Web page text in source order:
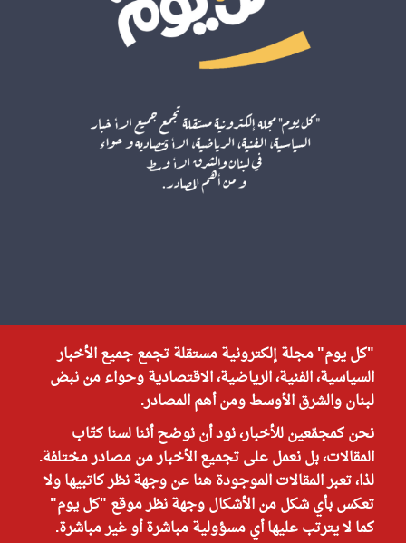
"كل يوم" مجلة إلكترونية مستقلة تجمع جميع الأخبار
السياسية، الفنية، الرياضية، الاقتصادية وحواء من نبض
لبنان والشرق الأوسط ومن أهم المصادر.
نحن كمجمّعين للأخبار، نود أن نوضح أننا لسنا كتّاب
المقالات، بل نعمل على تجميع الأخبار من مصادر مختلفة.
لذا، تعبر المقالات الموجودة هنا عن وجهة نظر كاتبيها ولا
تعكس بأي شكل من الأشكال وجهة نظر موقع "كل يوم"
كما لا يترتب عليها أي مسؤولية مباشرة أو غير مباشرة.